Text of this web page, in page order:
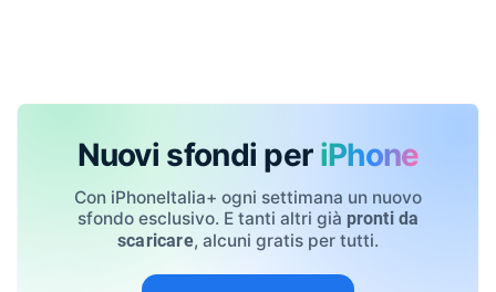
Nuovi sfondi per iPhone
Con iPhoneItalia+ ogni settimana un nuovo
sfondo esclusivo. E tanti altri già pronti da
scaricare, alcuni gratis per tutti.